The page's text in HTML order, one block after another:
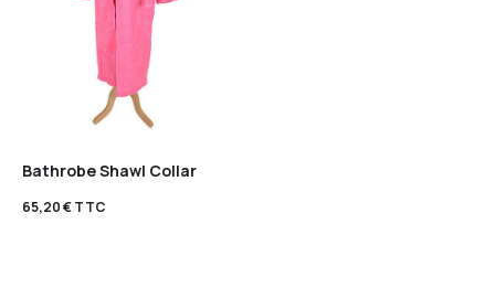
Bathrobe Shawl Collar
65,20€TTC